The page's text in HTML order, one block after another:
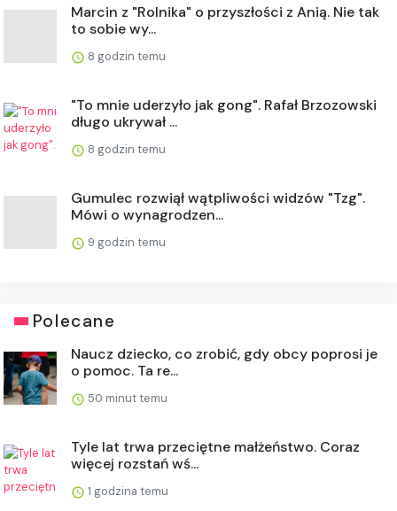
Marcin z "Rolnika" o przyszłości z Anią. Nie tak
to sobie wy...
8 godzin temu
"To mnie uderzyło jak gong". Rafał Brzozowski
długo ukrywał ...
8 godzin temu
Gumulec rozwiął wątpliwości widzów "Tzg".
Mówi o wynagrodzen...
9 godzin temu
Polecane
Naucz dziecko, co zrobić, gdy obcy poprosi je
o pomoc. Ta re...
50 minut temu
Tyle lat trwa przeciętne małżeństwo. Coraz
więcej rozstań wś...
1 godzina temu